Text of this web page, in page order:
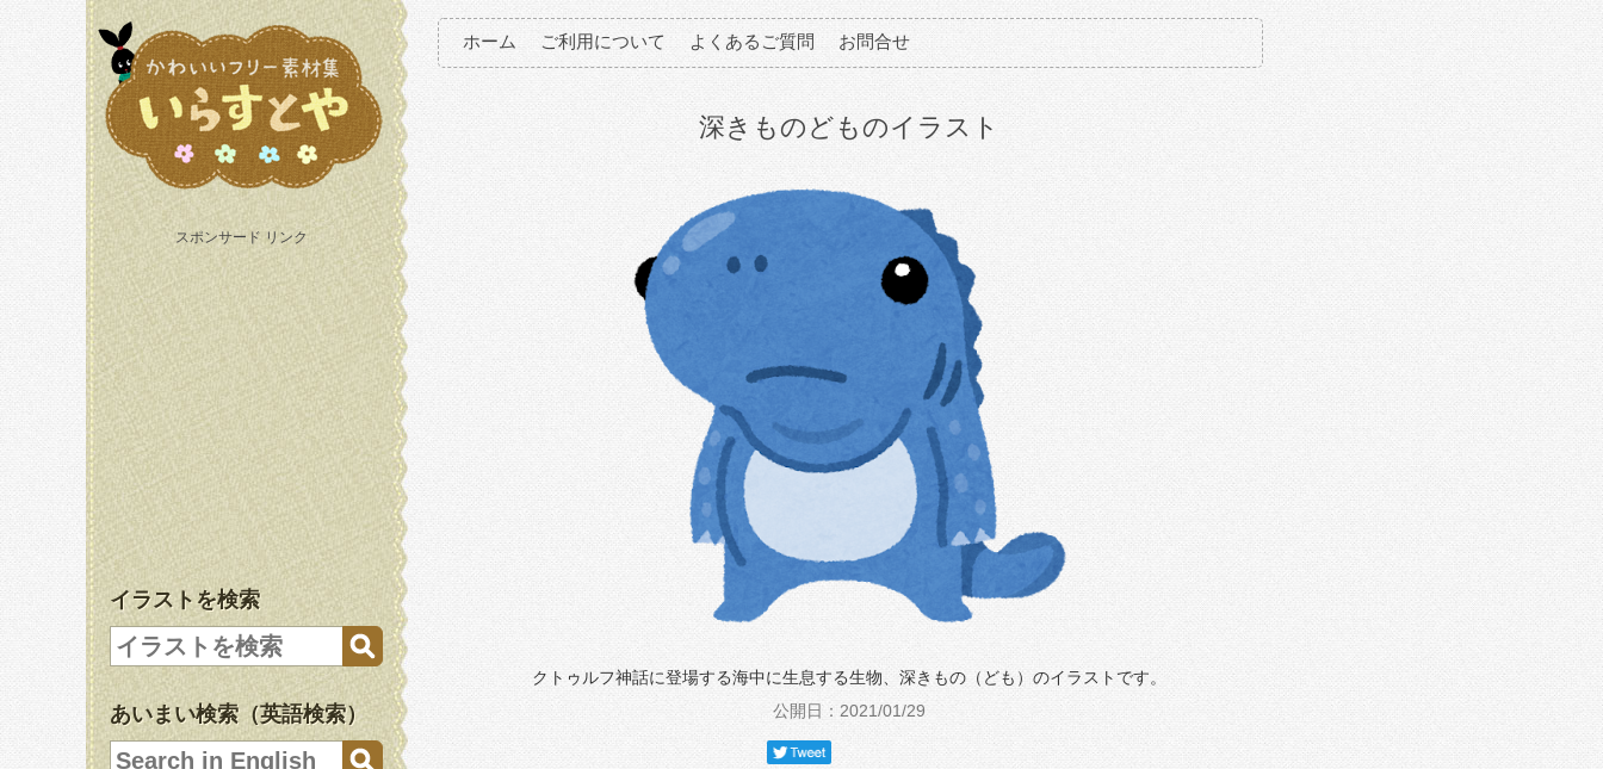
スポンサード リンク
イラストを検索
あいまい検索（英語検索）
ホーム ご利用について よくあるご質問 お問合せ
深きものどものイラスト
クトゥルフ神話に登場する海中に生息する生物、深きもの（ども）のイラストです。
公開日：2021/01/29